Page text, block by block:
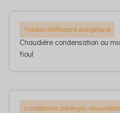
Travaux d'efficacité énergétique
Chaudière condensation ou
fioul
Installations d'énergies